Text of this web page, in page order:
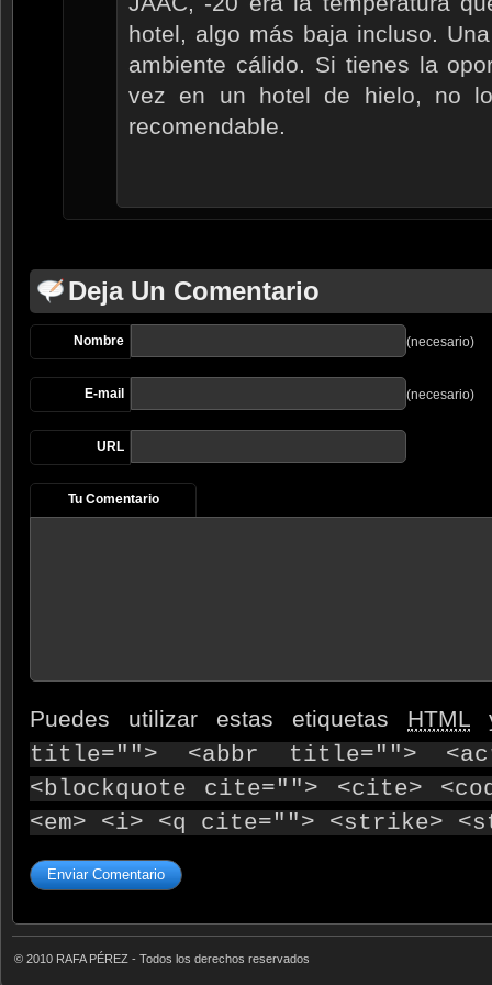
hotel, algo más baja incluso.
ambiente cálido. Si tienes la
vez en un hotel de hielo, no lo
recomendable.
Deja Un Comentario
Nombre (necesario)
E-mail (necesario)
URL
Tu Comentario
Puedes utilizar estas etiquetas HTML
title=""> <abbr title="">
<blockquote cite=""> <cite>
<em> <i> <q cite=""> <strike>
© 2010 RAFA PÉREZ - Todos los derechos reservados